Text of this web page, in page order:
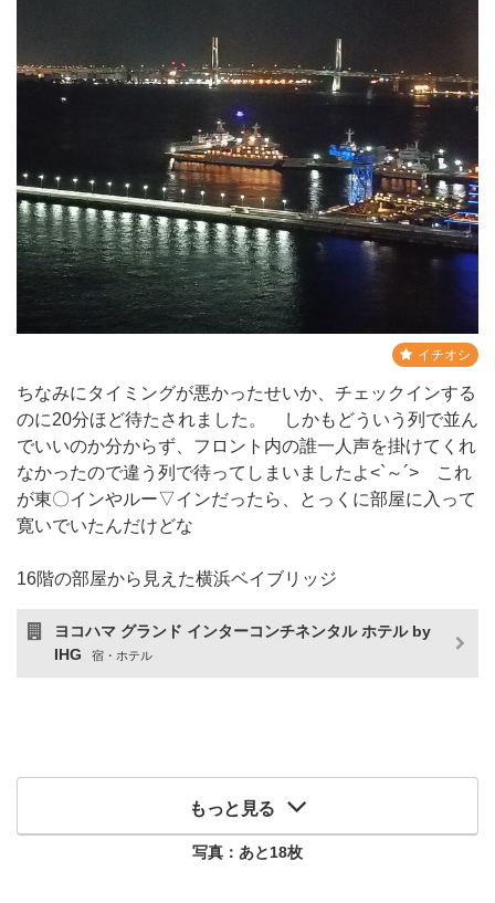
イチオシ
ちなみにタイミングが悪かったせいか、チェックインする
のに20分ほど待たされました。 しかもどういう列で並ん
でいいのか分からず、フロント内の誰一人声を掛けてくれ
なかったので違う列で待ってしまいましたよ<`～´> これ
が東〇インやルー▽インだったら、とっくに部屋に入って
寛いでいたんだけどな
16階の部屋から見えた横浜ベイブリッジ
ヨコハマ グランド インターコンチネンタル ホテル by
IHG
宿・ホテル
もっと見る
写真：あと18枚